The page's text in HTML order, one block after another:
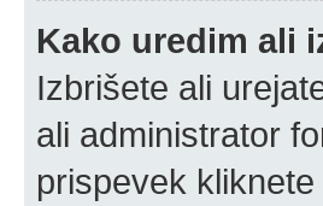
Kako uredim ali
Izbrišete ali
ali administrator
prispevek